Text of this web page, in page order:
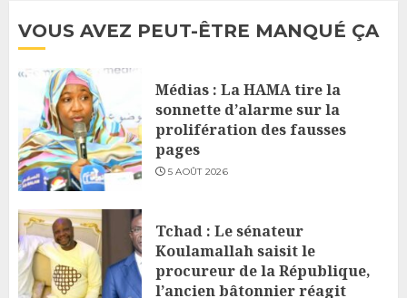
VOUS AVEZ PEUT-ÊTRE MANQUÉ ÇA
Médias : La HAMA tire la
sonnette d’alarme sur la
prolifération des fausses
pages
5 AOÛT 2026
Tchad : Le sénateur
Koulamallah saisit le
procureur de la République,
l’ancien bâtonnier réagit